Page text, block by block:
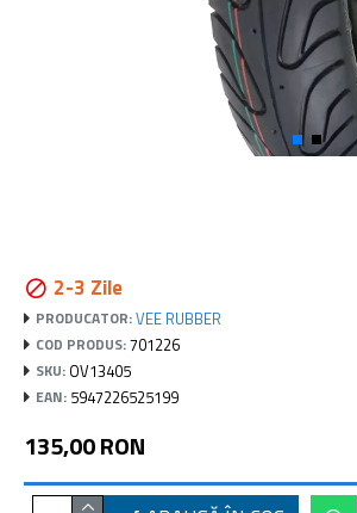
2-3 Zile
PRODUCATOR:VEE RUBBER
COD PRODUS:701226
SKU: OV13405
EAN: 5947226525199
135,00 RON